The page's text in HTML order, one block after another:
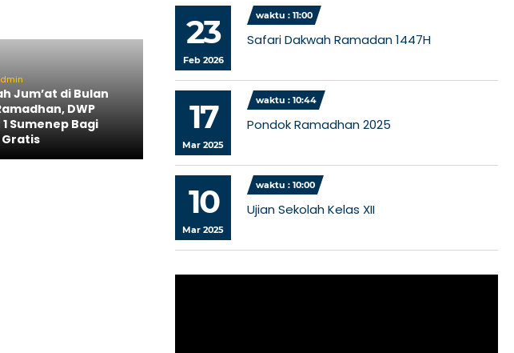
Jum’at di Bulan
DWP
1 Sumenep Bagi
23
Feb 2026
waktu : 11:00
Safari Dakwah Ramadan 1447H
17
Mar 2025
waktu : 10:44
Pondok Ramadhan 2025
10
Mar 2025
waktu : 10:00
Ujian Sekolah Kelas XII